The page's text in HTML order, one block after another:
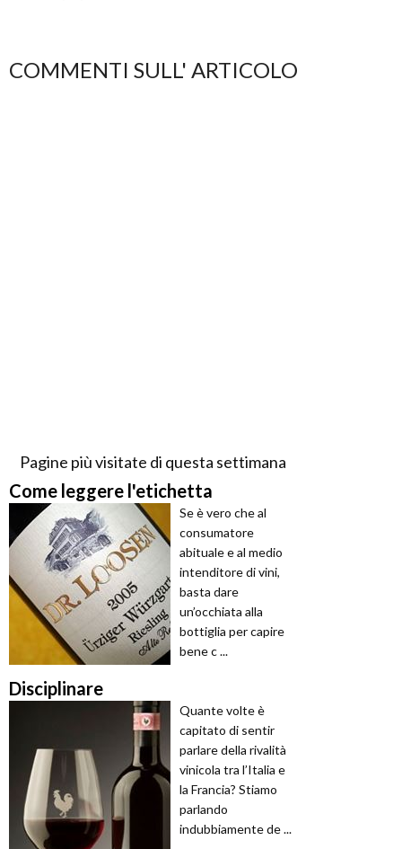
COMMENTI SULL' ARTICOLO
Pagine più visitate di questa settimana
Come leggere l'etichetta
Se è vero che al
consumatore
abituale e al medio
intenditore di vini,
basta dare
un’occhiata alla
bottiglia per capire
bene c ...
Disciplinare
Quante volte è
capitato di sentir
parlare della rivalità
vinicola tra l’Italia e
la Francia? Stiamo
parlando
indubbiamente de ...